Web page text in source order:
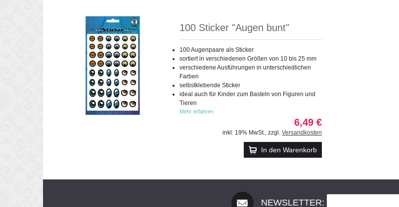
100 Sticker "Augen bunt"
100 Augenpaare als Sticker
sortiert in verschiedenen Größen von 10 bis 25 mm
verschiedene Ausführungen in unterschiedlichen
Farben
selbstklebende Sticker
ideal auch für Kinder zum Basteln von Figuren und
Tieren
Mehr erfahren
6,49 €
inkl. 19% MwSt., zzgl. Versandkosten
In den Warenkorb
NEWSLETTER: